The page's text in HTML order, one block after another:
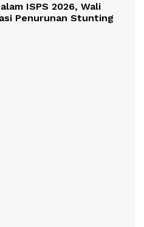
ISPS 2026, Wali
Penurunan Stunting